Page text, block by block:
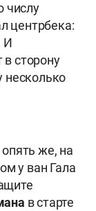
числу
центрбека:
И
сторону
несколько
же, на
у ван Гала
в старте